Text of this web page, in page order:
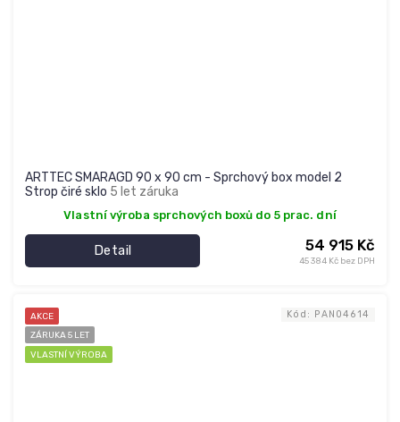
ARTTEC SMARAGD 90 x 90 cm - Sprchový box model 2
Strop čiré sklo 5 let záruka
Vlastní výroba sprchových boxů do 5 prac. dní
45 384 Kč bez DPH
54 915 Kč
Detail
AKCE
ZÁRUKA 5 LET
VLASTNÍ VÝROBA
Kód: PAN04614